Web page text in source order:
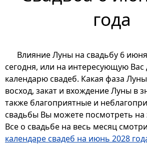
года
Влияние Луны на свадьбу 6
сегодня, или на интересующую Вас
календарю свадеб. Какая фаза
восход, закат и вхождение Луны в
также благоприятные и
свадьбы Вы можете посмотреть на
Все о свадьбе на весь месяц
календаре свадеб на июнь 2028